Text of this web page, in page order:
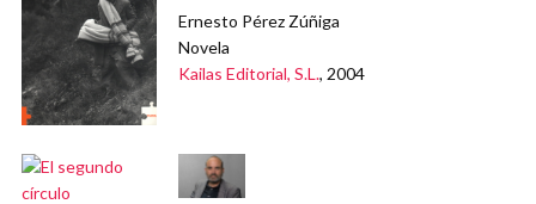
Ernesto Pérez Zúñiga
Novela
Kailas Editorial, S.L., 2004